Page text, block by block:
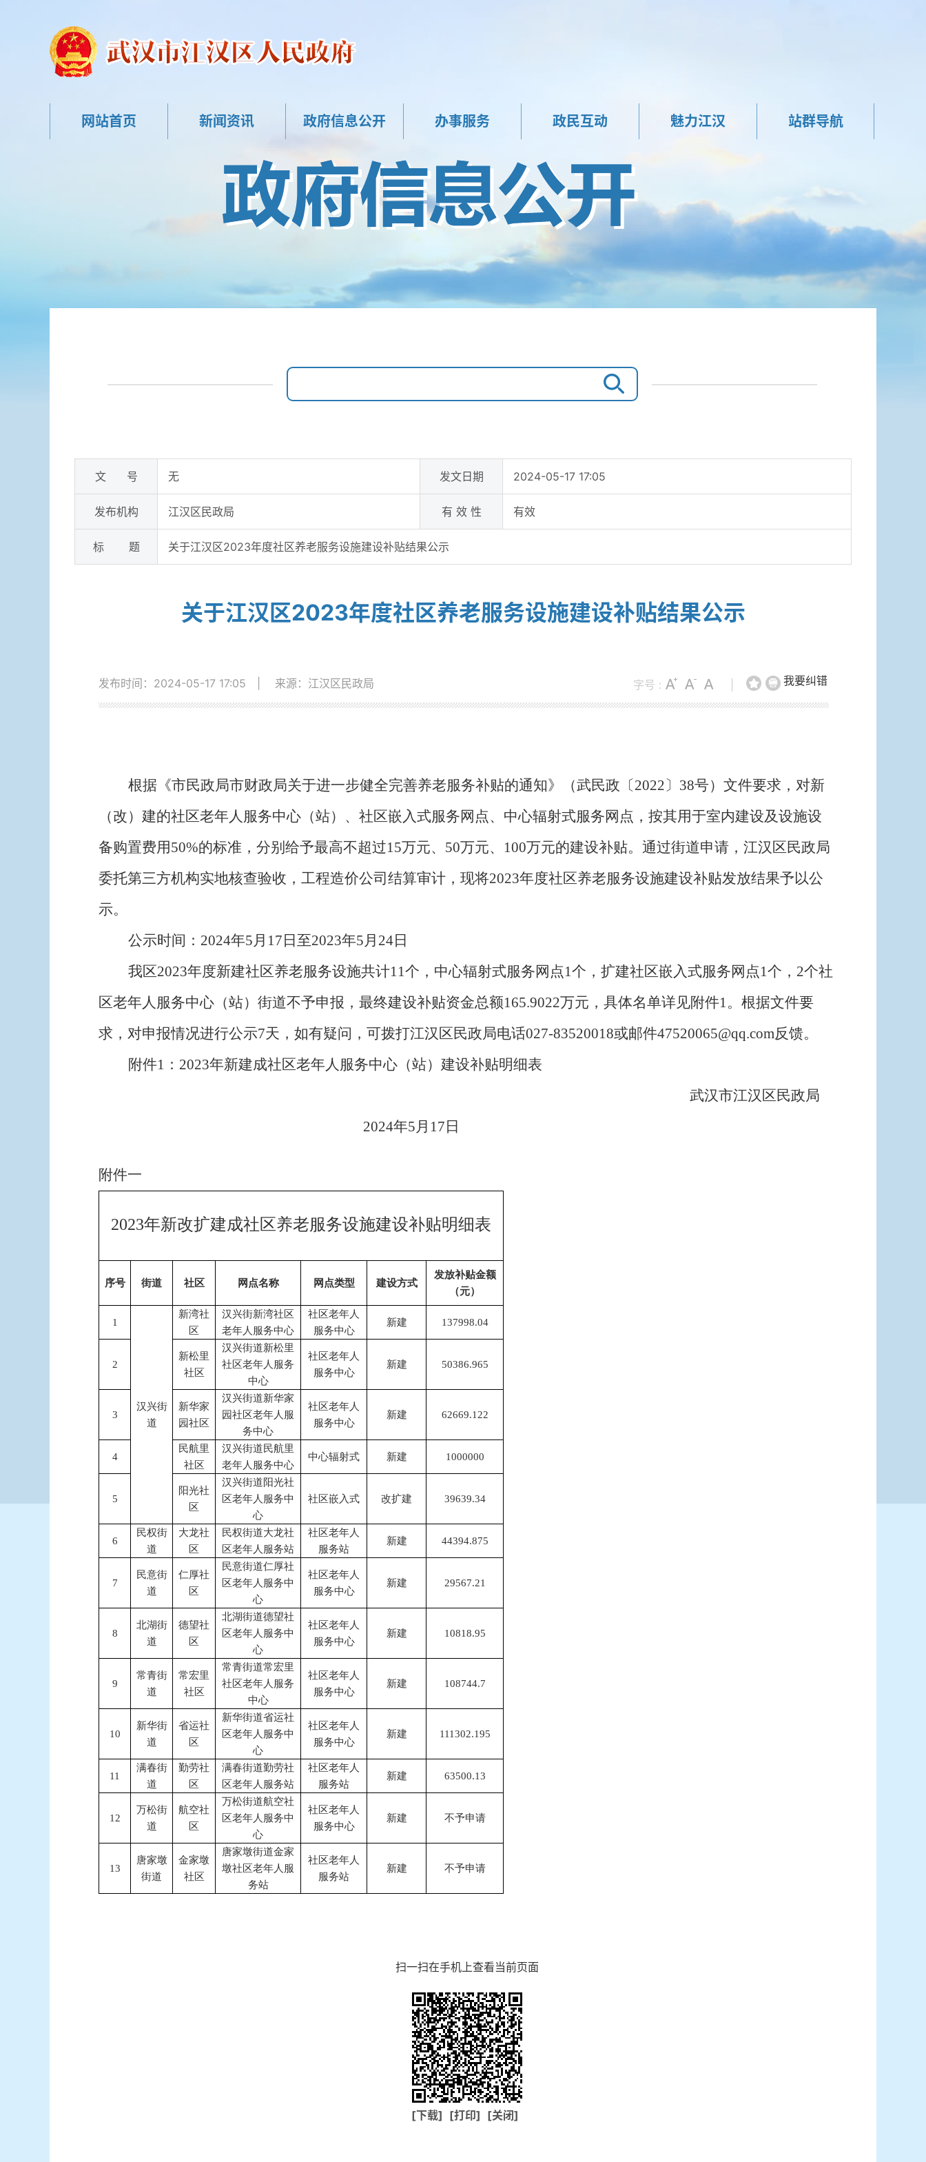
网站首页 新闻资讯 政府信息公开 办事服务 政民互动 魅力江汉 站群导航
文 号 无 发文日期 2024-05-17 17:05
发布机构 江汉区民政局 有 效 性 有效
标 题 关于江汉区2023年度社区养老服务设施建设补贴结果公示
关于江汉区2023年度社区养老服务设施建设补贴结果公示
我要纠错
字号 :
发布时间：2024-05-17 17:05 来源：江汉区民政局
根据 《市民政局市财政局关于进一步健全完善养老服务补贴的通知》（武民政 〔2022〕 38号） 文件要求 ， 对新
（改）建的社区老年人服务中心（站）、社区嵌入式服务网点、中心辐射式服务网点，按其用于室内建设及设施设
备购置费用50%的标准，分别给予最高不超过15万元、 50万元、 100万元的建设补贴。 通过街道申请，江汉区民政局
委托第三方机构实地核查验收，工程造价公司结算审计， 现将2023年度社区养老服务设施建设补贴发放结果予以公
示。
公示时间： 2024年5月 17 日至2023年5月 24日
我区2023年度新建社区养老服务设施共计11个，中心辐射式服务网点1个，扩建社区嵌入式服务网点1个， 2个社
区老年人服务中心（站）街道不予申报，最终建设补贴资金总额165.9022万元， 具体名单详见附件1。根据文件要
求，对申报情况进行公示7天 ，如有疑问，可拨打江汉区民政局电话027-83520018或邮件47520065@qq.com反馈。
附件1 ： 2023年新建成社区老年人服务中心（站）建设补贴明细表
武汉市江汉区民政局
2024年5月 17 日
附件一
2023年新改扩建成社区养老服务设施建设补贴明细表
序号 街道 社区 网点名称 网点类型 建设方式
发放补贴金额
（元）
1
汉兴街
道
新湾社
区
汉兴街新湾社区
老年人服务中心
社区老年人
服务中心
新建 137998.04
2
新松里
社区
汉兴街道新松里
社区老年人服务
中心
社区老年人
服务中心
新建 50386.965
3
新华家
园社区
汉兴街道新华家
园社区老年人服
务中心
社区老年人
服务中心
新建 62669.122
4
民航里
社区
汉兴街道民航里
老年人服务中心
中心辐射式 新建 1000000
5
阳光社
区
汉兴街道阳光社
区老年人服务中
心
社区嵌入式 改扩建 39639.34
6
民权街
道
大龙社
区
民权街道大龙社
区老年人服务站
社区老年人
服务站
新建 44394.875
7
民意街
道
仁厚社
区
民意街道仁厚社
区老年人服务中
心
社区老年人
服务中心
新建 29567.21
8
北湖街
道
德望社
区
北湖街道德望社
区老年人服务中
心
社区老年人
服务中心
新建 10818.95
9
常青街
道
常宏里
社区
常青街道常宏里
社区老年人服务
中心
社区老年人
服务中心
新建 108744.7
10
新华街
道
省运社
区
新华街道省运社
区老年人服务中
心
社区老年人
服务中心
新建 111302.195
11
满春街
道
勤劳社
区
满春街道勤劳社
区老年人服务站
社区老年人
服务站
新建 63500.13
12
万松街
道
航空社
区
万松街道航空社
区老年人服务中
心
社区老年人
服务中心
新建 不予申请
13
唐家墩
街道
金家墩
社区
唐家墩街道金家
墩社区老年人服
务站
社区老年人
服务站
新建 不予申请
扫一扫在手机上查看当前页面
[下载] [打印] [关闭]